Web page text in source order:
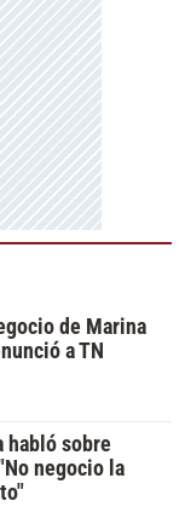
de Marina
a TN
habló sobre
negocio la